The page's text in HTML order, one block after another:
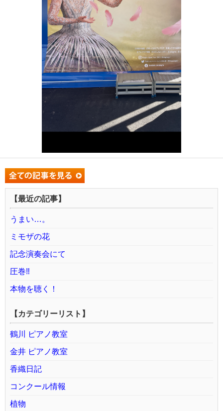
【最近の記事】
うまい…。
ミモザの花
記念演奏会にて
圧巻‼️
本物を聴く！
【カテゴリーリスト】
鶴川 ピアノ教室
金井 ピアノ教室
香織日記
コンクール情報
植物